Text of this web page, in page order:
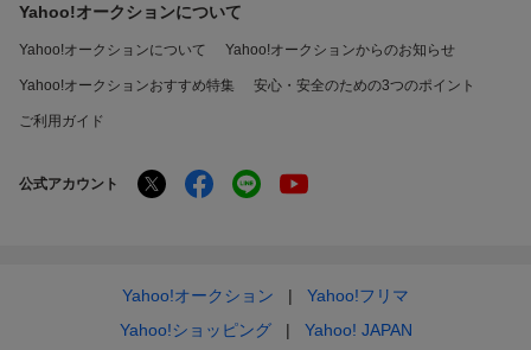
Yahoo!オークションについて
Yahoo!オークションについて Yahoo!オークションからのお知らせ
Yahoo!オークションおすすめ特集 安心・安全のための3つのポイント
ご利用ガイド
公式アカウント
Yahoo!オークション
Yahoo!フリマ
Yahoo!ショッピング
Yahoo! JAPAN